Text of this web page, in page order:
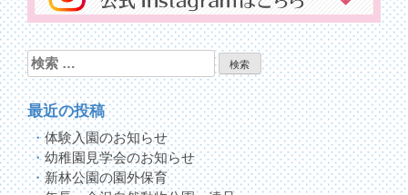
ョ
ン
検
索:
最近の投稿
体験入園のお知らせ
幼稚園見学会のお知らせ
新林公園の園外保育